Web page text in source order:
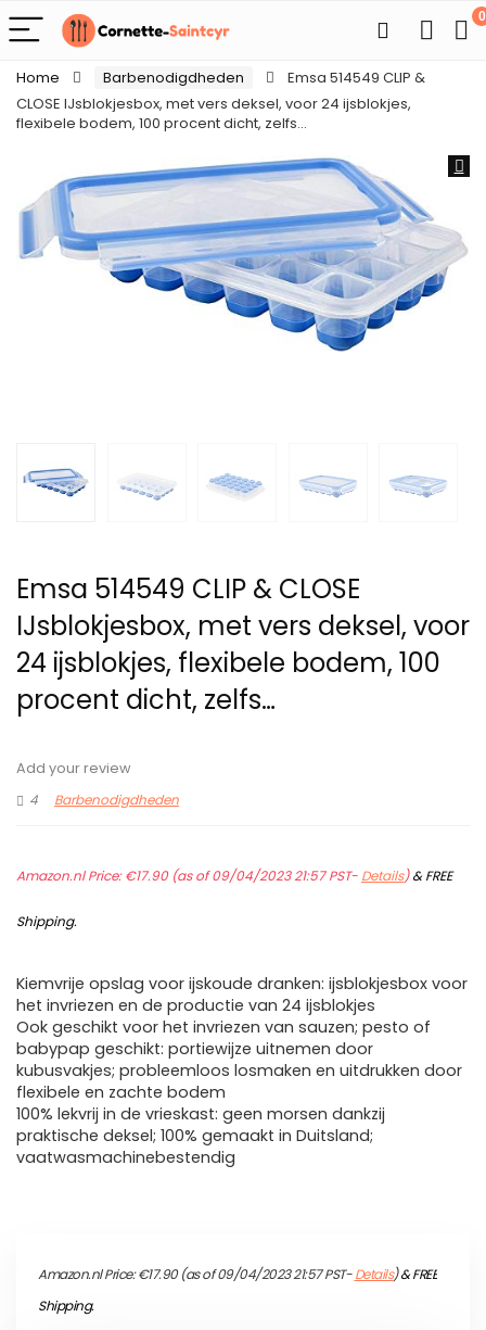
0
Home Barbenodigdheden
Emsa 514549 CLIP &
CLOSE IJsblokjesbox, met vers deksel, voor 24 ijsblokjes,
flexibele bodem, 100 procent dicht, zelfs…
Emsa 514549 CLIP & CLOSE
IJsblokjesbox, met vers deksel, voor
24 ijsblokjes, flexibele bodem, 100
procent dicht, zelfs…
Add your review
4
Barbenodigdheden
Amazon.nl Price:€17.90(as of 09/04/2023 21:57 PST- Details)&FREE
Shipping.
Kiemvrije opslag voor ijskoude dranken: ijsblokjesbox voor
het invriezen en de productie van 24 ijsblokjes
Ook geschikt voor het invriezen van sauzen; pesto of
babypap geschikt: portiewijze uitnemen door
kubusvakjes; probleemloos losmaken en uitdrukken door
flexibele en zachte bodem
100% lekvrij in de vrieskast: geen morsen dankzij
praktische deksel; 100% gemaakt in Duitsland;
vaatwasmachinebestendig
Amazon.nl Price:€17.90(as of 09/04/2023 21:57 PST-Details)&FREE
Shipping.